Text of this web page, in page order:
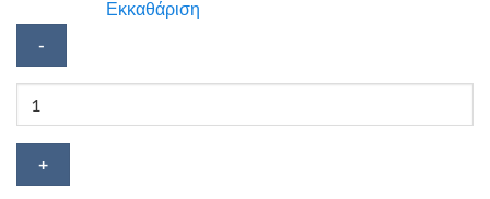
Εκκαθάριση
Belgium
ποσότητα